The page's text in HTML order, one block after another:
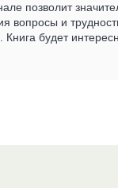
позволит
и
будет